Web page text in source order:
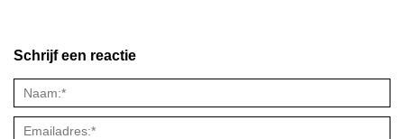
Schrijf een reactie